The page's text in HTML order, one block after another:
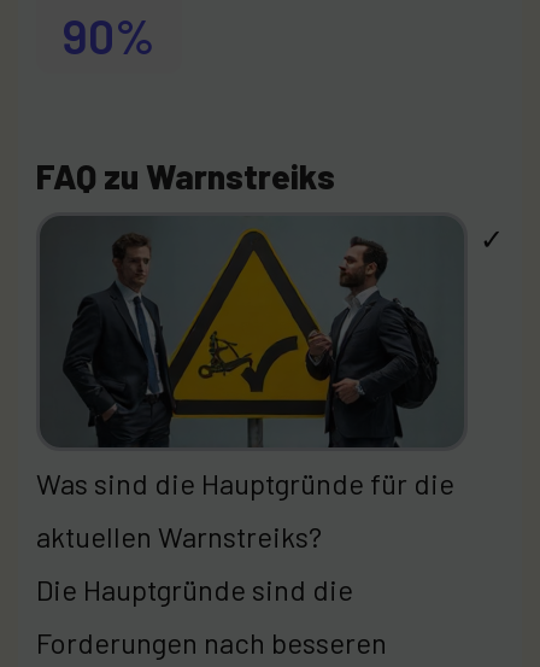
90%
FAQ zu Warnstreiks
✓
Was sind die Hauptgründe für die
aktuellen Warnstreiks?
Die Hauptgründe sind die
Forderungen nach besseren